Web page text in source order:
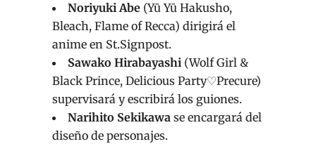
Noriyuki Abe (Yū Yū Hakusho,
Bleach, Flame of Recca) dirigirá el
anime en St.Signpost.
Sawako Hirabayashi (Wolf Girl &
Black Prince, Delicious Party♡Precure)
supervisará y escribirá los guiones.
Narihito Sekikawa se encargará del
diseño de personajes.